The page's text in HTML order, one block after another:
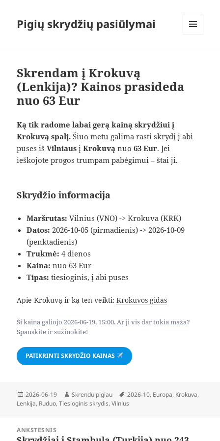
Pigių skrydžių pasiūlymai
Skrendam į Krokuvą
(Lenkija)? Kainos prasideda
nuo 63 Eur
Ką tik radome labai gerą kainą skrydžiui į
Krokuvą spalį. Šiuo metu galima rasti skrydį į abi
puses išVilniaus įKrokuvą nuo63 Eur. Jei
ieškojote progos trumpam pabėgimui – štai ji.
Skrydžio informacija
Maršrutas: Vilnius (VNO) -> Krokuva (KRK)
Datos: 2026-10-05 (pirmadienis) -> 2026-10-09
(penktadienis)
Trukmė: 4 dienos
Kaina: nuo 63 Eur
Tipas: tiesioginis, į abi puses
Apie Krokuvą ir ką ten veikti:Krokuvos gidas
Ši kaina galiojo 2026-06-19, 15:00. Ar ji vis dar tokia maža?
Spauskite ir sužinokite!
PATIKRINTI SKRYDŽIO KAINAS
Paskelbta
2026-06-19 Autorius
Skrendu pigiau Žymos
2026-10, Europa, Krokuva,
Lenkija, Ruduo,Tiesioginis skrydis,Vilnius
ANKSTESNIS